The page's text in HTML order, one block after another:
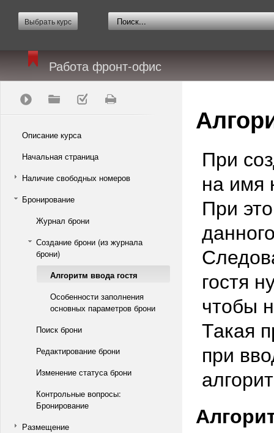
Выбрать курс
Работа фронт-офис
Описание курса
Начальная страница
Наличие свободных номеров
Бронирование
Журнал брони
Создание брони (из журнала
брони)
Алгоритм ввода гостя
Особенности заполнения
основных параметров брони
Поиск брони
Редактирование брони
Изменение статуса брони
Контрольные вопросы:
Бронирование
Размещение
При
на имя
При
гостя
чтобы
Такая
при